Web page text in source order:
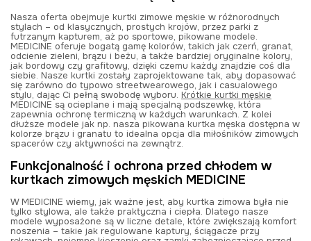
Nasza oferta obejmuje kurtki zimowe męskie w różnorodnych
stylach – od klasycznych, prostych krojów, przez parki z
futrzanym kapturem, aż po sportowe, pikowane modele.
MEDICINE oferuje bogatą gamę kolorów, takich jak czerń, granat,
odcienie zieleni, brązu i beżu, a także bardziej oryginalne kolory,
jak bordowy czy grafitowy, dzięki czemu każdy znajdzie coś dla
siebie. Nasze kurtki zostały zaprojektowane tak, aby dopasować
się zarówno do typowo streetwearowego, jak i casualowego
stylu, dając Ci pełną swobodę wyboru. Krótkie kurtki męskie
MEDICINE są ocieplane i mają specjalną podszewkę, która
zapewnia ochronę termiczną w każdych warunkach. Z kolei
dłuższe modele jak np. nasza pikowana kurtka męska dostępna w
kolorze brązu i granatu to idealna opcja dla miłośników zimowych
spacerów czy aktywności na zewnątrz.
Funkcjonalność i ochrona przed chłodem w
kurtkach zimowych męskich MEDICINE
W MEDICINE wiemy, jak ważne jest, aby kurtka zimowa była nie
tylko stylowa, ale także praktyczna i ciepła. Dlatego nasze
modele wyposażone są w liczne detale, które zwiększają komfort
noszenia – takie jak regulowane kaptury, ściągacze przy